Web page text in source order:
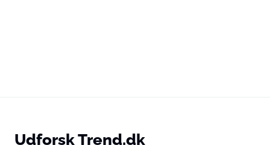
Udforsk Trend.dk